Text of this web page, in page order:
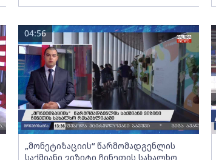
„მონეტიზაციის“ წარმომადგენლის
საქმიანი ვიზიტი ჩინეთის სახალხო
04:56